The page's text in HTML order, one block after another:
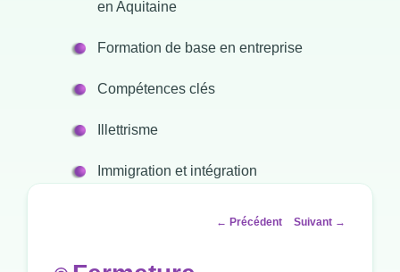
en Aquitaine
Formation de base en entreprise
Compétences clés
Illettrisme
Immigration et intégration
Navigation
← Précédent Suivant →